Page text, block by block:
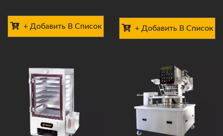
+ Добавить В Список + Добавить В Список